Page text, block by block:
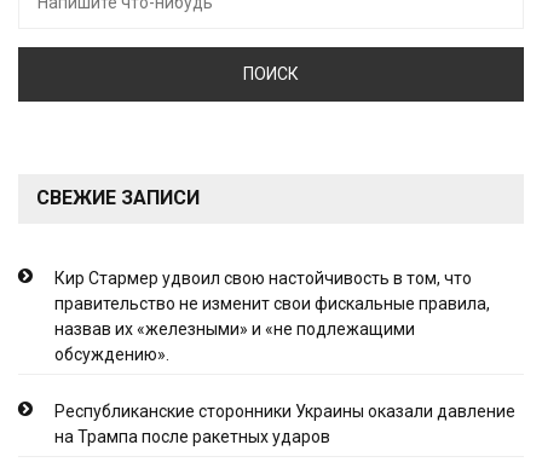
СВЕЖИЕ ЗАПИСИ
Кир Стармер удвоил свою настойчивость в том, что
правительство не изменит свои фискальные правила,
назвав их «железными» и «не подлежащими
обсуждению».
Республиканские сторонники Украины оказали давление
на Трампа после ракетных ударов